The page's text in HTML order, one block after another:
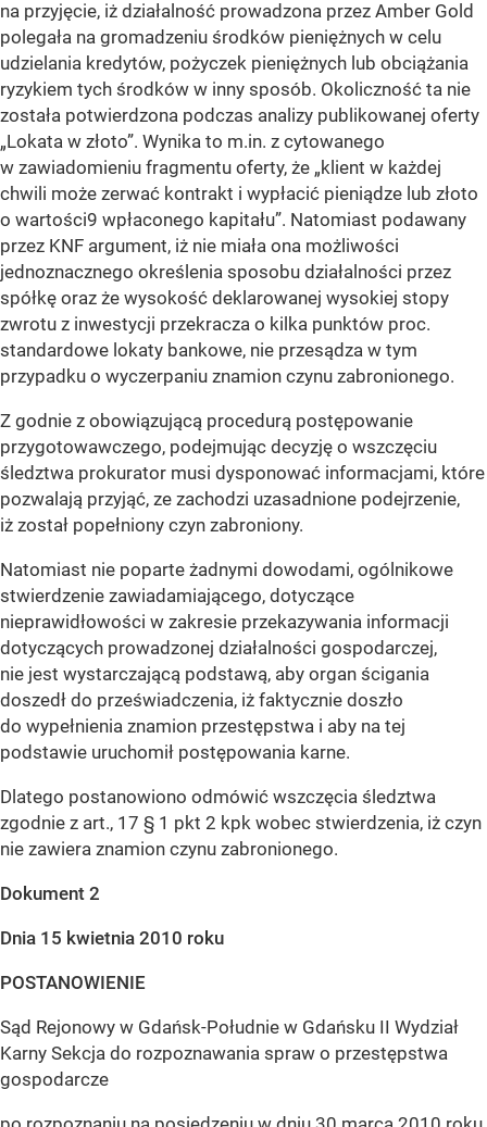
na przyjęcie, iż działalność prowadzona przez Amber Gold
polegała na gromadzeniu środków pieniężnych w celu
udzielania kredytów, pożyczek pieniężnych lub obciążania
ryzykiem tych środków w inny sposób. Okoliczność ta nie
została potwierdzona podczas analizy publikowanej oferty
„Lokata w złoto”. Wynika to m.in. z cytowanego
w zawiadomieniu fragmentu oferty, że „klient w każdej
chwili może zerwać kontrakt i wypłacić pieniądze lub złoto
o wartości9 wpłaconego kapitału”. Natomiast podawany
przez KNF argument, iż nie miała ona możliwości
jednoznacznego określenia sposobu działalności przez
spółkę oraz że wysokość deklarowanej wysokiej stopy
zwrotu z inwestycji przekracza o kilka punktów proc.
standardowe lokaty bankowe, nie przesądza w tym
przypadku o wyczerpaniu znamion czynu zabronionego.
Z godnie z obowiązującą procedurą postępowanie
przygotowawczego, podejmując decyzję o wszczęciu
śledztwa prokurator musi dysponować informacjami, które
pozwalają przyjąć, ze zachodzi uzasadnione podejrzenie,
iż został popełniony czyn zabroniony.
Natomiast nie poparte żadnymi dowodami, ogólnikowe
stwierdzenie zawiadamiającego, dotyczące
nieprawidłowości w zakresie przekazywania informacji
dotyczących prowadzonej działalności gospodarczej,
nie jest wystarczającą podstawą, aby organ ścigania
doszedł do przeświadczenia, iż faktycznie doszło
do wypełnienia znamion przestępstwa i aby na tej
podstawie uruchomił postępowania karne.
Dlatego postanowiono odmówić wszczęcia śledztwa
zgodnie z art., 17 § 1 pkt 2 kpk wobec stwierdzenia, iż czyn
nie zawiera znamion czynu zabronionego.
Dokument 2
Dnia 15 kwietnia 2010 roku
POSTANOWIENIE
Sąd Rejonowy w Gdańsk-Południe w Gdańsku II Wydział
Karny Sekcja do rozpoznawania spraw o przestępstwa
gospodarcze